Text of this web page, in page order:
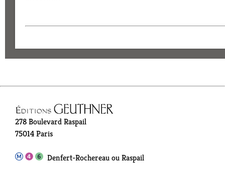
278 Boulevard Raspail
75014 Paris
Denfert-Rochereau ou Raspail